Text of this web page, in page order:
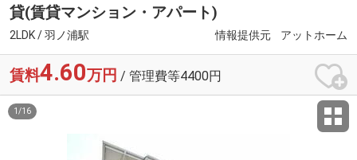
貸(賃貸マンション・アパート)
2LDK / 羽ノ浦駅 情報提供元 アットホーム
賃料4.60万円 / 管理費等4400円
1 /16